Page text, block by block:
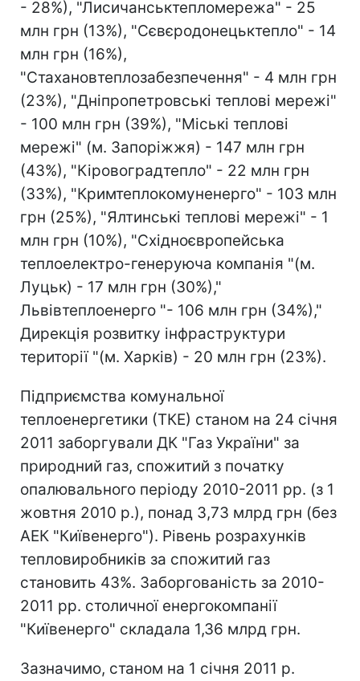
- 28%), "Лисичанськтепломережа" - 25
млн грн (13%), "Сєвєродонецьктепло" - 14
млн грн (16%),
"Стахановтеплозабезпечення" - 4 млн грн
(23%), "Дніпропетровські теплові мережі"
- 100 млн грн (39%), "Міські теплові
мережі" (м. Запоріжжя) - 147 млн грн
(43%), "Кіровоградтепло" - 22 млн грн
(33%), "Кримтеплокомуненерго" - 103 млн
грн (25%), "Ялтинські теплові мережі" - 1
млн грн (10%), "Східноєвропейська
теплоелектро-генеруюча компанія "(м.
Луцьк) - 17 млн грн (30%),"
Львівтеплоенерго "- 106 млн грн (34%),"
Дирекція розвитку інфраструктури
території "(м. Харків) - 20 млн грн (23%).
Підприємства комунальної
теплоенергетики (ТКЕ) станом на 24 січня
2011 заборгували ДК "Газ України" за
природний газ, спожитий з початку
опалювального періоду 2010-2011 рр. (з 1
жовтня 2010 р.), понад 3,73 млрд грн (без
АЕК "Київенерго"). Рівень розрахунків
тепловиробників за спожитий газ
становить 43%. Заборгованість за 2010-
2011 рр. столичної енергокомпанії
"Київенерго" складала 1,36 млрд грн.
Зазначимо, станом на 1 січня 2011 р.